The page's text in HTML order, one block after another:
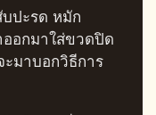
บปะรด หมัก
อกมาใส่ขวดปิด
มาบอกวิธีการ